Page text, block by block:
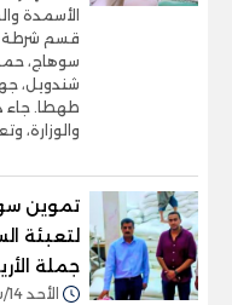
الأسمدة
قسم شرطة
سوهاج،
شندويل،
طهطا. جاء
والوزارة،
تموين
جملة
الأحد 14/سبتمبر/2025 - 01:15 م